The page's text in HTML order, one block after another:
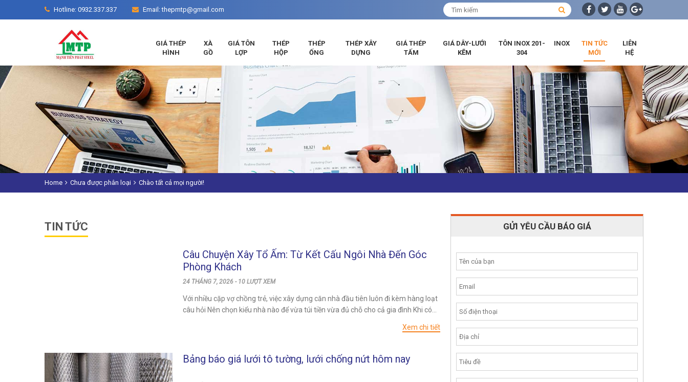
Hotline: 0932.337.337 Email: thepmtp@gmail.com
GIÁ THÉP
HÌNH
XÀ
GỒ
GIÁ TÔN
LỢP
THÉP
HỘP
THÉP
ỐNG
THÉP XÂY
DỰNG
GIÁ THÉP
TẤM
GIÁ DÂY-LƯỚI
KẼM
TÔN INOX 201-
304
INOX
TIN TỨC
MỚI
LIÊN
HỆ
Home Chưa được phân loại Chào tất cả mọi người!
TIN TỨC
Câu Chuyện Xây Tổ Ấm: Từ Kết Cấu Ngôi Nhà Đến Góc
Phòng Khách
24 THÁNG 7, 2026 - 10 LƯỢT XEM
Với nhiều cặp vợ chồng trẻ, việc xây dựng căn nhà đầu tiên luôn đi kèm hàng loạt
câu hỏi Nên chọn kiểu nhà nào để vừa túi tiền vừa đủ chỗ cho cả gia đình Khi có...
Xem chi tiết
Bảng báo giá lưới tô tường, lưới chống nứt hôm nay
GỬI YÊU CẦU BÁO GIÁ